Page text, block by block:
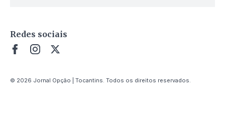
Redes sociais
© 2026 Jornal Opção | Tocantins. Todos os direitos reservados.